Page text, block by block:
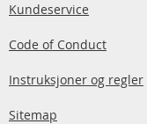
Kundeservice
Code of Conduct
Instruksjoner og regler
Sitemap